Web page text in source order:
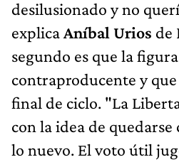
desilusionado y no
explicaAníbal Urios de
segundo es que la
contraproducente y
final de ciclo. "La
con la idea de quedarse
lo nuevo. El voto útil